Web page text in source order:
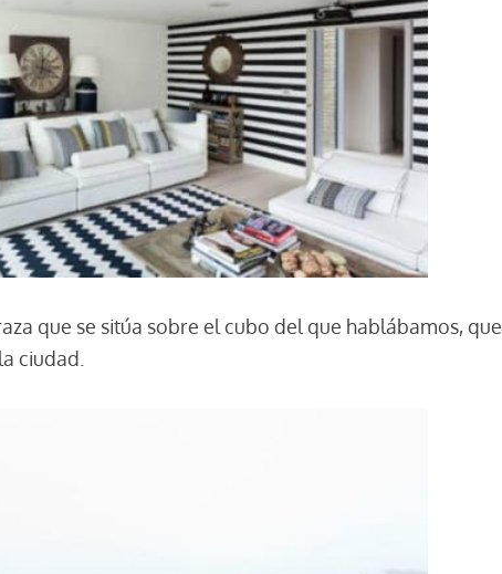
que se sitúa sobre el cubo del que hablábamos, que
ciudad.